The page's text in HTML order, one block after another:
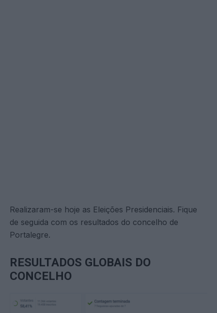
Realizaram-se hoje as Eleições Presidenciais. Fique
de seguida com os resultados do concelho de
Portalegre.
RESULTADOS GLOBAIS DO
CONCELHO